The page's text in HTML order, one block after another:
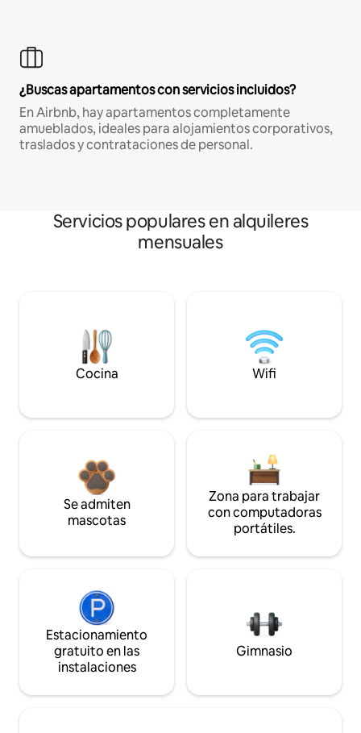
¿Buscas apartamentos con servicios incluidos?
En Airbnb, hay apartamentos completamente
amueblados, ideales para alojamientos corporativos,
traslados y contrataciones de personal.
Servicios populares en alquileres
mensuales
Cocina Wifi
Se admiten
mascotas
Zona para trabajar
con computadoras
portátiles.
Estacionamiento
gratuito en las
instalaciones
Gimnasio